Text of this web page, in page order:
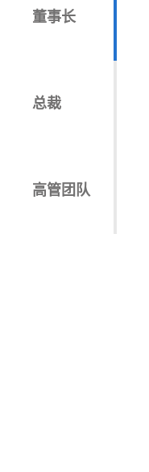
董事长
总裁
高管团队